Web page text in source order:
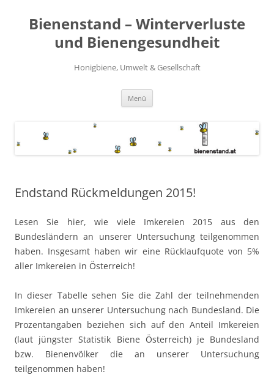
springen
Bienenstand – Winterverluste
und Bienengesundheit
Honigbiene, Umwelt & Gesellschaft
Menü
Endstand Rückmeldungen 2015!
Lesen Sie hier, wie viele Imkereien 2015 aus den
Bundesländern an unserer Untersuchung teilgenommen
haben. Insgesamt haben wir eine Rücklaufquote von 5%
aller Imkereien in Österreich!
In dieser Tabelle sehen Sie die Zahl der teilnehmenden
Imkereien an unserer Untersuchung nach Bundesland. Die
Prozentangaben beziehen sich auf den Anteil Imkereien
(laut jüngster Statistik Biene Österreich) je Bundesland
bzw. Bienenvölker die an unserer Untersuchung
teilgenommen haben!